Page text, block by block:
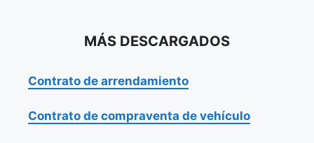
MÁS DESCARGADOS
Contrato de arrendamiento
Contrato de compraventa de vehículo